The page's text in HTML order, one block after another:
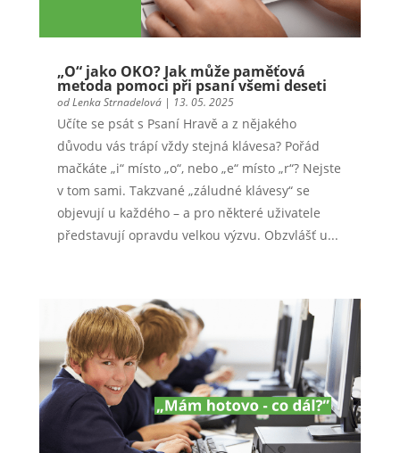
„O“ jako OKO? Jak může paměťová
metoda pomoci při psaní všemi deseti
odLenka Strnadelová| 13. 05. 2025
Učíte se psát s Psaní Hravě a z nějakého
důvodu vás trápí vždy stejná klávesa? Pořád
mačkáte „i“ místo „o“, nebo „e“ místo „r“? Nejste
v tom sami. Takzvané „záludné klávesy“ se
objevují u každého – a pro některé uživatele
představují opravdu velkou výzvu. Obzvlášť u...